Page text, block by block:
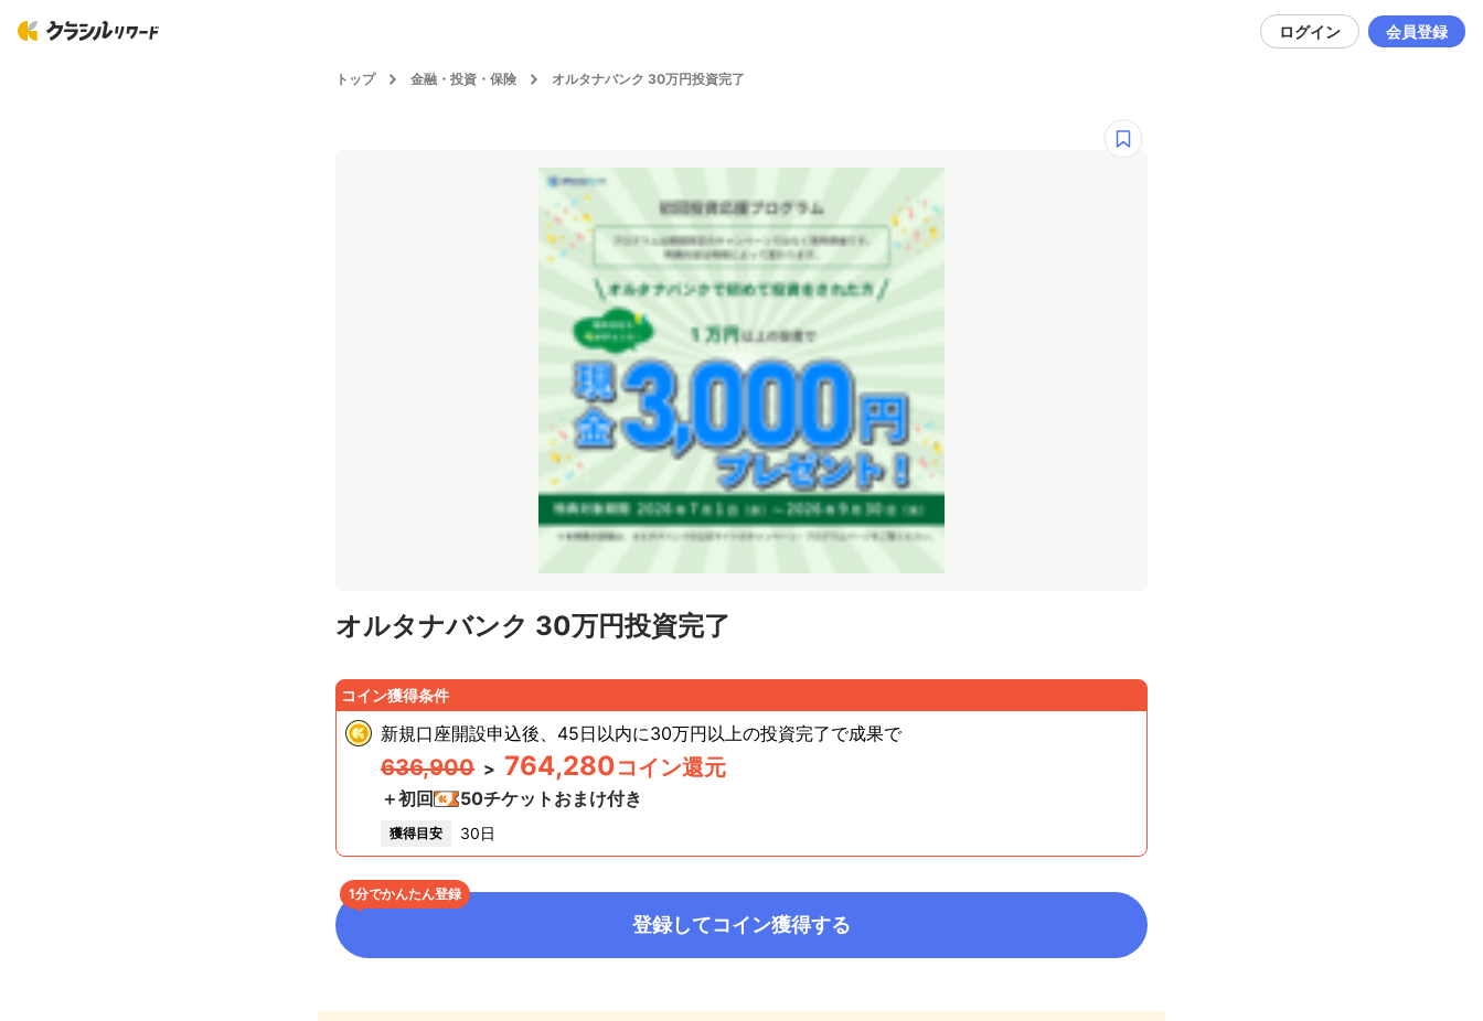
ログイン 会員登録
トップ 金融・投資・保険 オルタナバンク 30万円投資完了
オルタナバンク 30万円投資完了
コイン獲得条件
新規口座開設申込後、45日以内に30万円以上の投資完了で成果で
636,900 > 764,280コイン還元
＋初回 50チケットおまけ付き
獲得目安 30日
1分でかんたん登録
登録してコイン獲得する